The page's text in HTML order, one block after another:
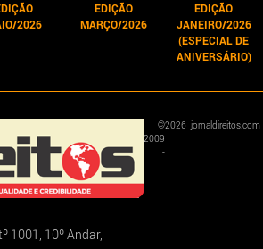
2026
EDIÇÃO
MARÇO/2026
EDIÇÃO
JANEIRO/2026
(ESPECIAL DE
ANIVERSÁRIO)
1001, 10º Andar,
©
2009
-
2026 jornaldireitos.com